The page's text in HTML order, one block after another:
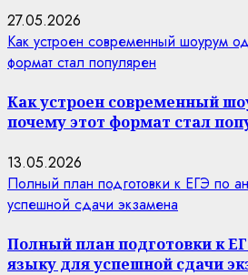
27.05.2026
Как устроен современный шоурум
формат стал популярен
Как устроен современный
почему этот формат стал
13.05.2026
Полный план подготовки к ЕГЭ по
успешной сдачи экзамена
Полный план подготовки к
языку для успешной сдачи